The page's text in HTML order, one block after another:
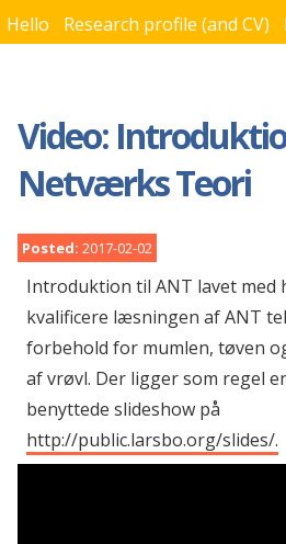
Hello Research profile (and CV)
Video:
Netværks Teori
Posted: 2017-02-02
Introduktion til ANT lavet med
kvalificere læsningen af ANT
forbehold for mumlen, tøven
af vrøvl. Der ligger som regel
benyttede slideshow på
http://public.larsbo.org/slides/.